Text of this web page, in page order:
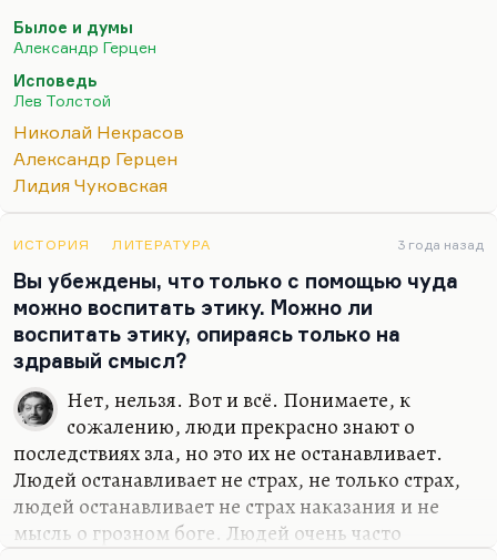
Некрасова ох как его на том свете припекут (если
уже не припекли), потому что история с
огарёвским наследством — там нет никакой
подробного письма к Панаевой, где всё это
изложено, после аргументов Чуковского смешно
это принимать всерьёз.
Вот с муравьевской одой 1864 года, читанной в
Английском клубе и не сохранившейся, кстати.
Это история, в которой…
Былое и думы
Александр Герцен
Исповедь
Лев Толстой
Николай Некрасов
Александр Герцен
Лидия Чуковская
ИСТОРИЯ ЛИТЕРАТУРА 3 года назад
Вы убеждены, что только с помощью чуда
можно воспитать этику. Можно ли
воспитать этику, опираясь только на
здравый смысл?
Нет, нельзя. Вот и всё. Понимаете, к
сожалению, люди прекрасно знают о
последствиях зла, но это их не останавливает.
Людей останавливает не страх, не только страх,
людей останавливает не страх наказания и не
мысль о грозном боге. Людей очень часто